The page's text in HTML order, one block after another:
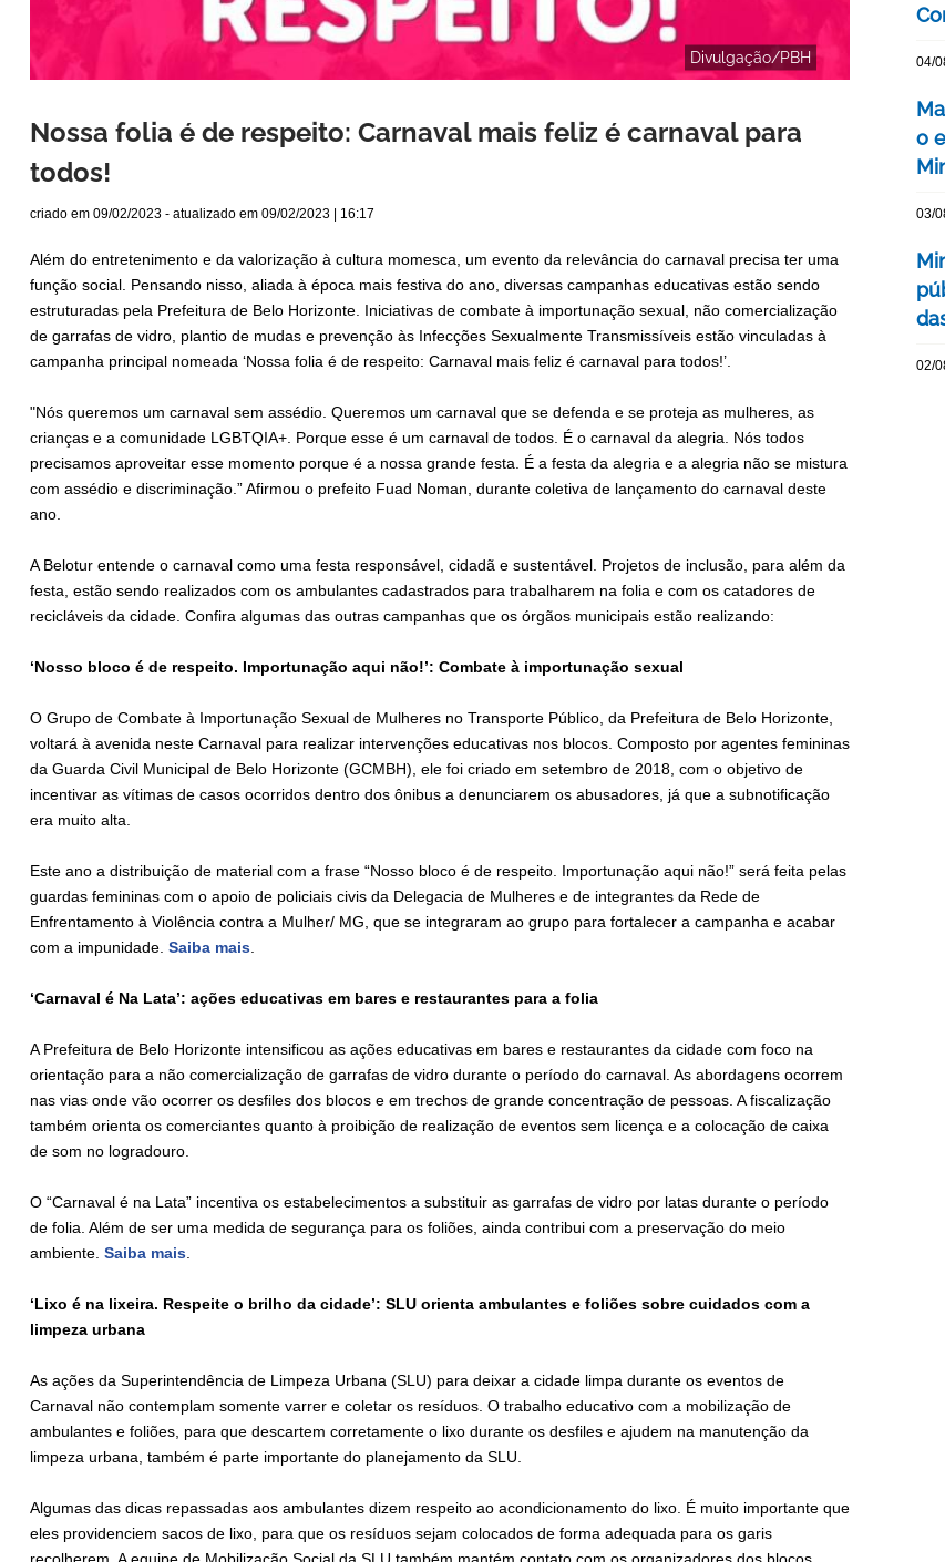
Divulgação/PBH
Nossa folia é de respeito: Carnaval mais feliz é carnaval para
todos!
criado em 09/02/2023 - atualizado em 09/02/2023 | 16:17
Além do entretenimento e da valorização à cultura momesca, um evento da relevância do carnaval precisa ter uma
função social. Pensando nisso, aliada à época mais festiva do ano, diversas campanhas educativas estão sendo
estruturadas pela Prefeitura de Belo Horizonte. Iniciativas de combate à importunação sexual, não comercialização
de garrafas de vidro, plantio de mudas e prevenção às Infecções Sexualmente Transmissíveis estão vinculadas à
campanha principal nomeada ‘Nossa folia é de respeito: Carnaval mais feliz é carnaval para todos!’.
"Nós queremos um carnaval sem assédio. Queremos um carnaval que se defenda e se proteja as mulheres, as
crianças e a comunidade LGBTQIA+. Porque esse é um carnaval de todos. É o carnaval da alegria. Nós todos
precisamos aproveitar esse momento porque é a nossa grande festa. É a festa da alegria e a alegria não se mistura
com assédio e discriminação.” Afirmou o prefeito Fuad Noman, durante coletiva de lançamento do carnaval deste
ano.
A Belotur entende o carnaval como uma festa responsável, cidadã e sustentável. Projetos de inclusão, para além da
festa, estão sendo realizados com os ambulantes cadastrados para trabalharem na folia e com os catadores de
recicláveis da cidade. Confira algumas das outras campanhas que os órgãos municipais estão realizando:
‘Nosso bloco é de respeito. Importunação aqui não!’: Combate à importunação sexual
O Grupo de Combate à Importunação Sexual de Mulheres no Transporte Público, da Prefeitura de Belo Horizonte,
voltará à avenida neste Carnaval para realizar intervenções educativas nos blocos. Composto por agentes femininas
da Guarda Civil Municipal de Belo Horizonte (GCMBH), ele foi criado em setembro de 2018, com o objetivo de
incentivar as vítimas de casos ocorridos dentro dos ônibus a denunciarem os abusadores, já que a subnotificação
era muito alta.
Este ano a distribuição de material com a frase “Nosso bloco é de respeito. Importunação aqui não!” será feita pelas
guardas femininas com o apoio de policiais civis da Delegacia de Mulheres e de integrantes da Rede de
Enfrentamento à Violência contra a Mulher/ MG, que se integraram ao grupo para fortalecer a campanha e acabar
com a impunidade. Saiba mais.
‘Carnaval é Na Lata’: ações educativas em bares e restaurantes para a folia
A Prefeitura de Belo Horizonte intensificou as ações educativas em bares e restaurantes da cidade com foco na
orientação para a não comercialização de garrafas de vidro durante o período do carnaval. As abordagens ocorrem
nas vias onde vão ocorrer os desfiles dos blocos e em trechos de grande concentração de pessoas. A fiscalização
também orienta os comerciantes quanto à proibição de realização de eventos sem licença e a colocação de caixa
de som no logradouro.
O “Carnaval é na Lata” incentiva os estabelecimentos a substituir as garrafas de vidro por latas durante o período
de folia. Além de ser uma medida de segurança para os foliões, ainda contribui com a preservação do meio
ambiente. Saiba mais.
‘Lixo é na lixeira. Respeite o brilho da cidade’: SLU orienta ambulantes e foliões sobre cuidados com a
limpeza urbana
As ações da Superintendência de Limpeza Urbana (SLU) para deixar a cidade limpa durante os eventos de
Carnaval não contemplam somente varrer e coletar os resíduos. O trabalho educativo com a mobilização de
ambulantes e foliões, para que descartem corretamente o lixo durante os desfiles e ajudem na manutenção da
limpeza urbana, também é parte importante do planejamento da SLU.
Algumas das dicas repassadas aos ambulantes dizem respeito ao acondicionamento do lixo. É muito importante que
eles providenciem sacos de lixo, para que os resíduos sejam colocados de forma adequada para os garis
04/
o
03/
02/